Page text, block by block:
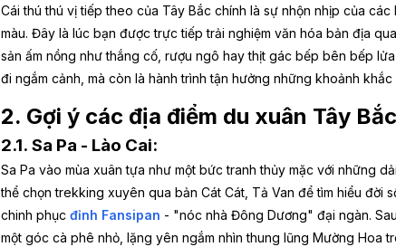
Cái thú thú vị tiếp theo của Tây Bắc chính là sự nhộn nhịp của
màu. Đây là lúc bạn được trực tiếp trải nghiệm văn hóa bản địa
sản ấm nồng như thắng cố, rượu ngô hay thịt gác bếp bên bếp
đi ngắm cảnh, mà còn là hành trình tận hưởng những khoảnh
2. Gợi ý các địa điểm du xuân Tây
2.1. Sa Pa - Lào Cai:
Sa Pa vào mùa xuân tựa như một bức tranh thủy mặc với những
thể chọn trekking xuyên qua bản Cát Cát, Tả Van để tìm hiểu đời
chinh phụcđỉnh Fansipan - "nóc nhà Đông Dương" đại ngàn.
một góc cà phê nhỏ, lặng yên ngắm nhìn thung lũng Mường Hoa